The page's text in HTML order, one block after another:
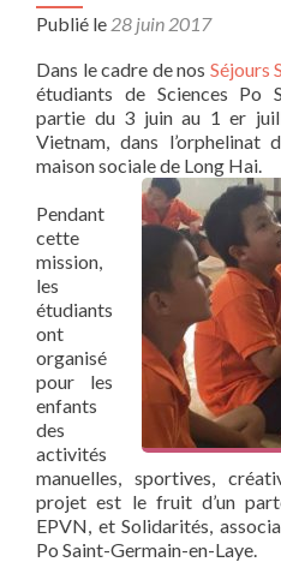
Publié le 28 juin 2017
Dans le cadre de nos Séjours
étudiants de Sciences Po
partie du 3 juin au 1 er
Vietnam, dans l’orphelinat
maison sociale de Long Hai.
Pendant
cette
mission,
les
étudiants
ont
organisé
pour les
enfants
des
activités
manuelles, sportives,
projet est le fruit d’un
EPVN, et Solidarités,
Po Saint-Germain-en-Laye.